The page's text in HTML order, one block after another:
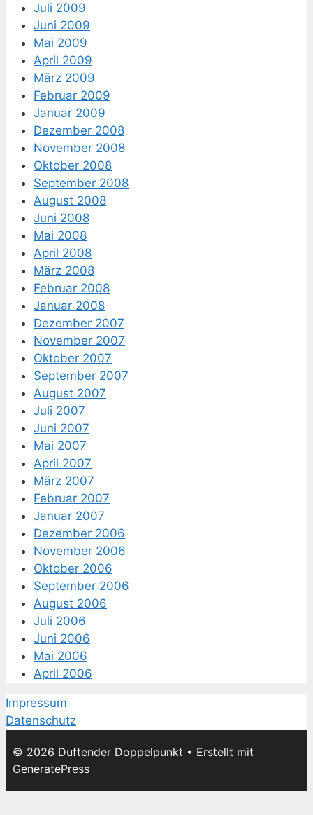
Juli 2009
Juni 2009
Mai 2009
April 2009
März 2009
Februar 2009
Januar 2009
Dezember 2008
November 2008
Oktober 2008
September 2008
August 2008
Juni 2008
Mai 2008
April 2008
März 2008
Februar 2008
Januar 2008
Dezember 2007
November 2007
Oktober 2007
September 2007
August 2007
Juli 2007
Juni 2007
Mai 2007
April 2007
März 2007
Februar 2007
Januar 2007
Dezember 2006
November 2006
Oktober 2006
September 2006
August 2006
Juli 2006
Juni 2006
Mai 2006
April 2006
Impressum
Datenschutz
© 2026 Duftender Doppelpunkt • Erstellt mit
GeneratePress